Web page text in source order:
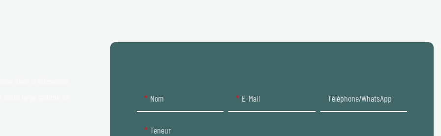
Nom E-Mail Téléphone/WhatsApp
Teneur